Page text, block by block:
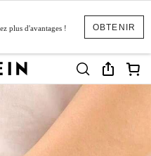
OBTENIR
plus d'avantages !